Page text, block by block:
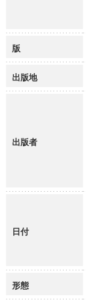
版
出版地
出版者
日付
形態